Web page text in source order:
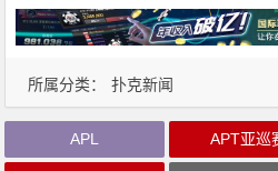
所属分类： 扑克新闻
APL APT亚巡